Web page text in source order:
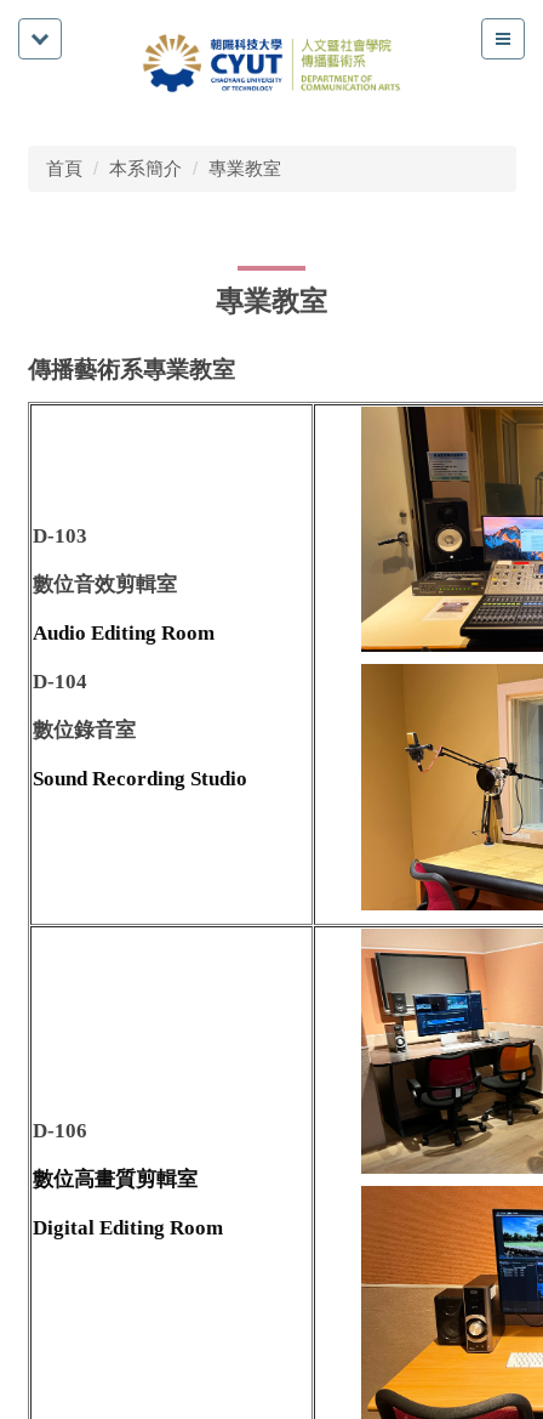
首頁 本系簡介 專業教室
專業教室
傳播藝術系專業教室
D-103
數位音效剪輯室
Audio Editing Room
D-104
數位錄音室
Sound Recording Studio
D-106
數位高畫質剪輯室
Digital Editing Room